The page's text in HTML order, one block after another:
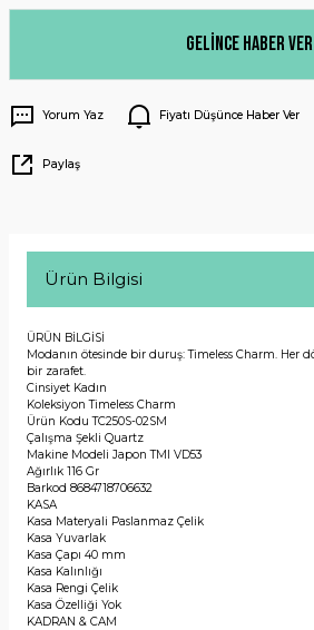
Gelince Haber Ver
Yorum Yaz Fiyatı Düşünce Haber Ver
Paylaş
Ürün Bilgisi
ÜRÜN BİLGİSİ
Modanın ötesinde bir duruş: Timeless Charm. Her
bir zarafet.
Cinsiyet Kadın
Koleksiyon Timeless Charm
Ürün Kodu TC250S-02SM
Çalışma Şekli Quartz
Makine Modeli Japon TMI VD53
Ağırlık 116 Gr
Barkod 8684718706632
KASA
Kasa Materyali Paslanmaz Çelik
Kasa Yuvarlak
Kasa Çapı 40 mm
Kasa Kalınlığı
Kasa Rengi Çelik
Kasa Özelliği Yok
KADRAN & CAM